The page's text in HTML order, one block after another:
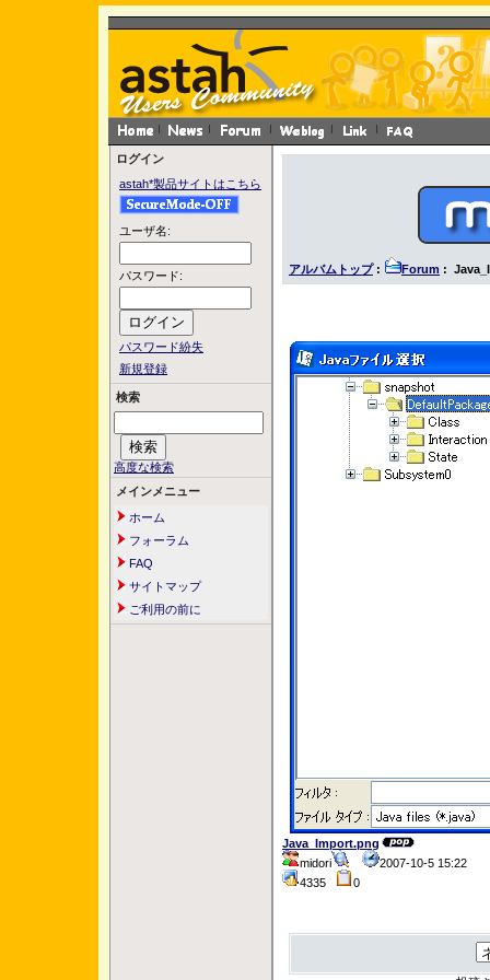
ログイン
astah*製品サイトはこちら
ユーザ名:
パスワード:
パスワード紛失
新規登録
検索
高度な検索
メインメニュー
ホーム
フォーラム
FAQ
サイトマップ
ご利用の前に
アルバムトップ: Forum :
Java_Import.png
midori
2007-10-5 15:22
4335
0